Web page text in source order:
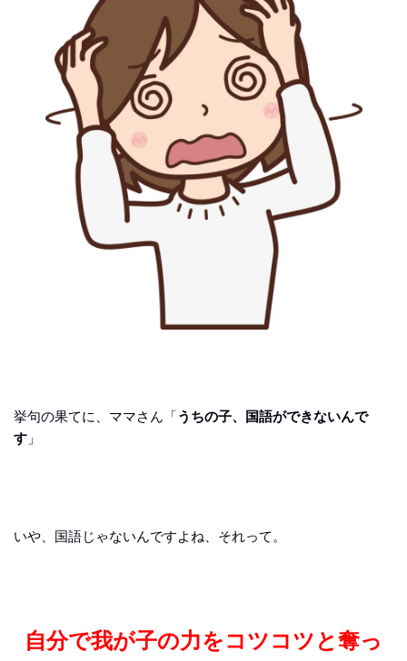
挙句の果てに、ママさん「うちの子、国語ができないんで
す 」
いや、国語じゃないんですよね、それって。
自分で我が子の力をコツコツと奪っ